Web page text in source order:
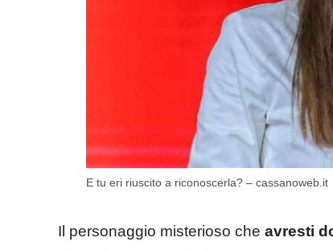
E tu eri riuscito a riconoscerla? – cassanoweb.it
Il personaggio misterioso che avresti